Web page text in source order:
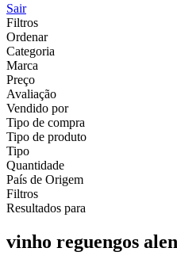
Sair
Filtros
Ordenar
Categoria
Marca
Preço
Avaliação
Vendido por
Tipo de compra
Tipo de produto
Tipo
Quantidade
País de Origem
Filtros
Resultados para
vinho reguengos